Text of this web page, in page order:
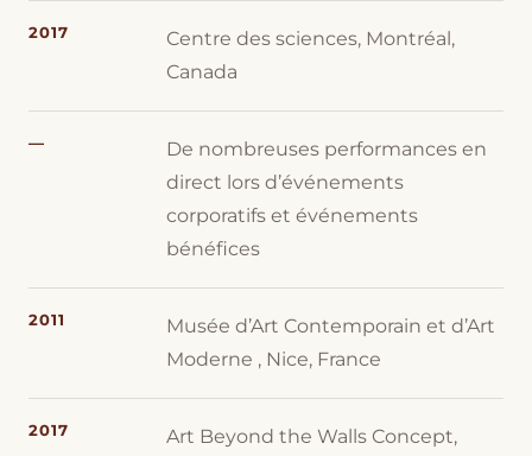
2017
Centre des sciences, Montréal,
Canada
—
De nombreuses performances en
direct lors d’événements
corporatifs et événements
bénéfices
2011
Musée d’Art Contemporain et d’Art
Moderne , Nice, France
2017
Art Beyond the Walls Concept,